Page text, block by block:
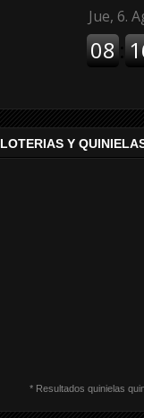
LOTERIAS Y
* Resultados quinielas